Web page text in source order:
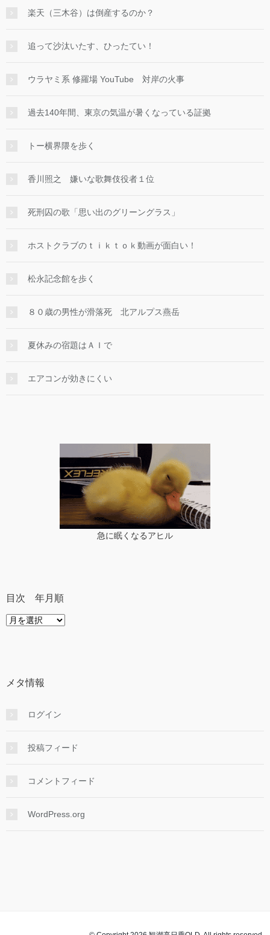
楽天（三木谷）は倒産するのか？
追って沙汰いたす、ひったてい！
ウラヤミ系 修羅場 YouTube 対岸の火事
過去140年間、東京の気温が暑くなっている証拠
トー横界隈を歩く
香川照之 嫌いな歌舞伎役者１位
死刑囚の歌「思い出のグリーングラス」
ホストクラブのｔｉｋｔｏｋ動画が面白い！
松永記念館を歩く
８０歳の男性が滑落死 北アルプス燕岳
夏休みの宿題はＡＩで
エアコンが効きにくい
急に眠くなるアヒル
目次 年月順
目
メタ情報
ログイン
投稿フィード
コメントフィード
WordPress.org